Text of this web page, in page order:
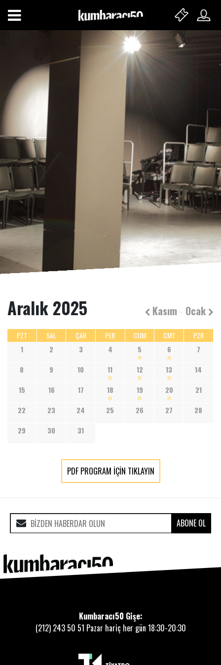
Aralık 2025 Kasım - Ocak
PZT SAL ÇAR PER CUM CMT
PZR
1
2 3 4 5 6
7
8
9 10 11 12 13
14
15
16 17 18 19 20
21
22
23 24 25 26 27
28
29
30 31
PDF PROGRAM İÇİN TIKLAYIN
ABONE OL
Kumbaracı50 Gişe:
(212) 243 50 51 Pazar hariç her gün 18:30-20:30